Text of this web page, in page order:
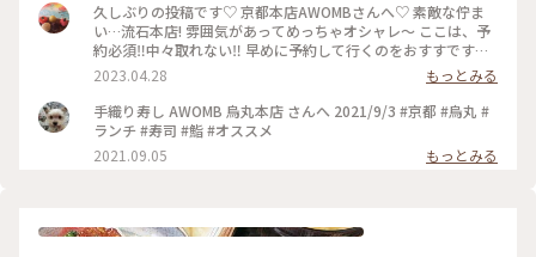
久しぶりの投稿です♡ 京都本店AWOMBさんへ♡ 素敵な佇ま
い…流石本店! 雰囲気があってめっちゃオシャレ〜 ここは、予
約必須‼︎中々取れない‼︎ 早めに予約して行くのをおすすです♡
GW人すごそうですね… #京都 #AWOMB #烏丸本店 #手織り寿
司
2023.04.28
もっとみる
手織り寿し AWOMB 烏丸本店 さんへ 2021/9/3 #京都 #烏丸 #
ランチ #寿司 #鮨 #オススメ
2021.09.05
もっとみる